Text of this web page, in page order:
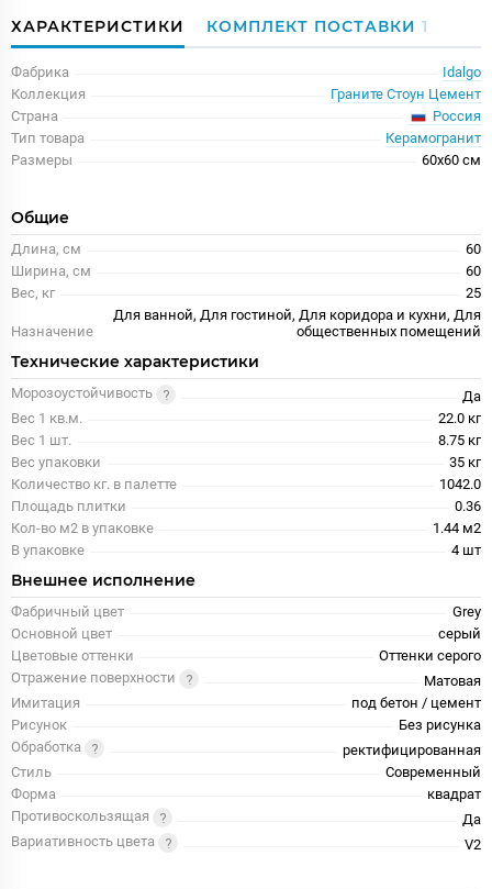
ХАРАКТЕРИСТИКИ КОМПЛЕКТ ПОСТАВКИ 1
Фабрика
Idalgo
Коллекция
Граните Стоун Цемент
Страна
Россия
Тип товара
Керамогранит
Размеры
60x60 см
Общие
Длина, см
60
Ширина, см
60
Вес, кг
25
Назначение
Для ванной, Для гостиной, Для коридора и кухни, Для
общественных помещений
Технические характеристики
Морозоустойчивость
Да
Вес 1 кв.м.
22.0 кг
Вес 1 шт.
8.75 кг
Вес упаковки
35 кг
Количество кг. в палетте
1042.0
Площадь плитки
0.36
Кол-во м2 в упаковке
1.44 м2
В упаковке
4 шт
Внешнее исполнение
Фабричный цвет
Grey
Основной цвет
серый
Цветовые оттенки
Оттенки серого
Отражение поверхности
Матовая
Имитация
под бетон / цемент
Рисунок
Без рисунка
Обработка
ректифицированная
Стиль
Современный
Форма
квадрат
Противоскользящая
Да
Вариативность цвета
V2